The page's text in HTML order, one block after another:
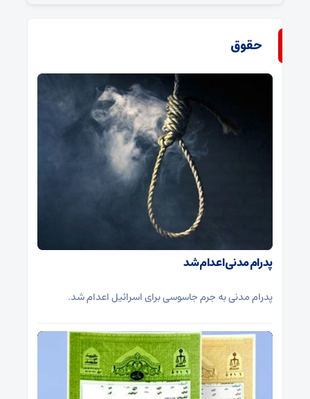
حقوق
پدرام مدنی اعدام شد
پدرام مدنی به جرم جاسوسی برای اسرائیل اعدام شد.